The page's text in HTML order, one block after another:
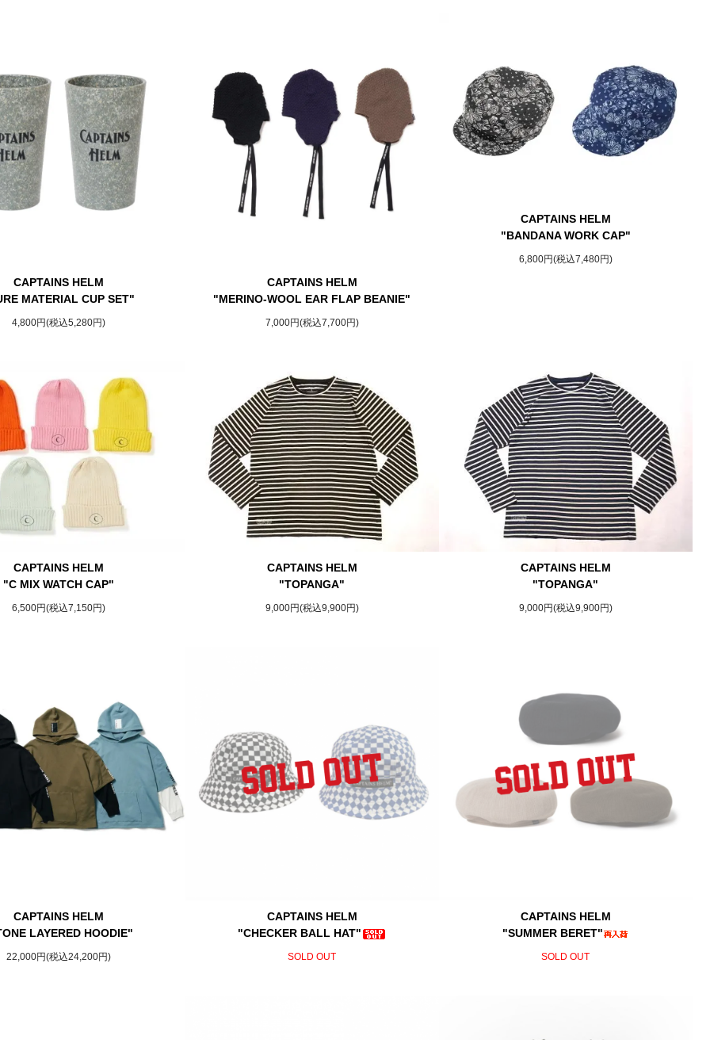
CAPTAINS HELM
MATERIAL CUP SET"
4,800円(税込5,280円)
CAPTAINS HELM
"MERINO-WOOL EAR FLAP BEANIE"
7,000円(税込7,700円)
CAPTAINS HELM
"BANDANA WORK CAP"
6,800円(税込7,480円)
CAPTAINS HELM
"C MIX WATCH CAP"
6,500円(税込7,150円)
CAPTAINS HELM
"TOPANGA"
9,000円(税込9,900円)
CAPTAINS HELM
"TOPANGA"
9,000円(税込9,900円)
CAPTAINS HELM
LAYERED HOODIE"
22,000円(税込24,200円)
CAPTAINS HELM
"CHECKER BALL HAT"
SOLD OUT
CAPTAINS HELM
"SUMMER BERET"
SOLD OUT